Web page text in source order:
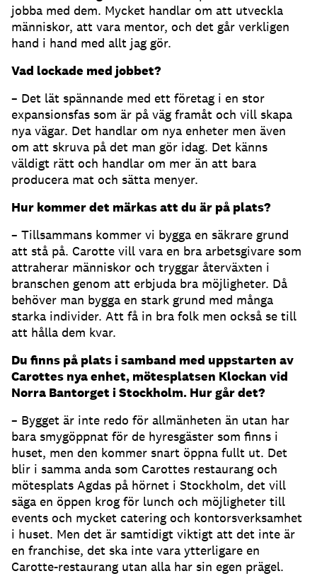
jobba med dem. Mycket handlar om att utveckla
människor, att vara mentor, och det går verkligen
hand i hand med allt jag gör.
Vad lockade med jobbet?
– Det lät spännande med ett företag i en stor
expansionsfas som är på väg framåt och vill skapa
nya vägar. Det handlar om nya enheter men även
om att skruva på det man gör idag. Det känns
väldigt rätt och handlar om mer än att bara
producera mat och sätta menyer.
Hur kommer det märkas att du är på plats?
– Tillsammans kommer vi bygga en säkrare grund
att stå på. Carotte vill vara en bra arbetsgivare som
attraherar människor och tryggar återväxten i
branschen genom att erbjuda bra möjligheter. Då
behöver man bygga en stark grund med många
starka individer. Att få in bra folk men också se till
att hålla dem kvar.
Du finns på plats i samband med uppstarten av
Carottes nya enhet, mötesplatsen Klockan vid
Norra Bantorget i Stockholm. Hur går det?
– Bygget är inte redo för allmänheten än utan har
bara smygöppnat för de hyresgäster som finns i
huset, men den kommer snart öppna fullt ut. Det
blir i samma anda som Carottes restaurang och
mötesplats Agdas på hörnet i Stockholm, det vill
säga en öppen krog för lunch och möjligheter till
events och mycket catering och kontorsverksamhet
i huset. Men det är samtidigt viktigt att det inte är
en franchise, det ska inte vara ytterligare en
Carotte-restaurang utan alla har sin egen prägel.